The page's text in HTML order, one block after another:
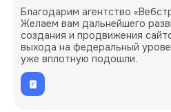
Благодарим агентство
Желаем вам дальнейшего
создания и продвижения
выхода на федеральный
уже вплотную подошли.